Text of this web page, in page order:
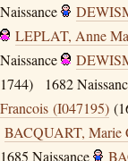
Naissance
LEPLAT, Anne
Naissance
1744)
1682
Francois (I047195)
BACQUART, Marie
1685 Naissance